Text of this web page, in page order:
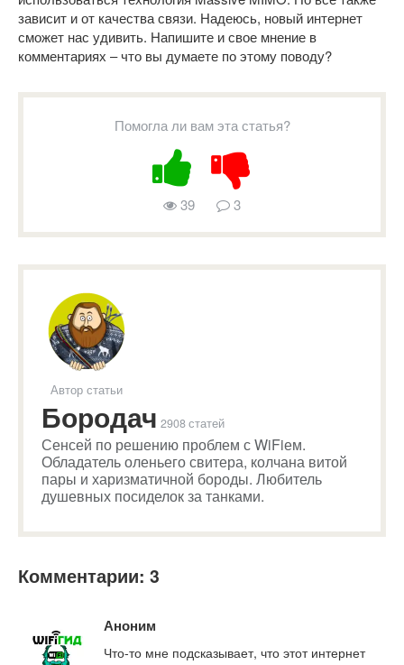
зависит и от качества связи. Надеюсь, новый интернет
сможет нас удивить. Напишите и свое мнение в
комментариях – что вы думаете по этому поводу?
Помогла ли вам эта статья?
39 3
Автор статьи
Бородач 2908 статей
Сенсей по решению проблем с WiFiем.
Обладатель оленьего свитера, колчана витой
пары и харизматичной бороды. Любитель
душевных посиделок за танками.
Комментарии: 3
Аноним
Что-то мне подсказывает, что этот интернет